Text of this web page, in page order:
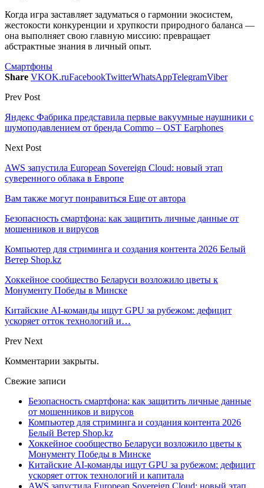
Когда игра заставляет задуматься о гармонии экосистем,
жестокости конкуренции и хрупкости природного баланса —
она выполняет свою главную миссию: превращает
абстрактные знания в личный опыт.
Смартфоны
Share VKOK.ruFacebookTwitterWhatsAppTelegramViber
Prev Post
Яндекс Фабрика представила первые вакуумные наушники с
шумоподавлением от бренда Commo – OST Earphones
Next Post
AWS запустила European Sovereign Cloud: новый этап
суверенного облака в Европе
Вам также могут понравиться Еще от автора
Безопасность смартфона: как защитить личные данные от
мошенников и вирусов
Компьютер для стриминга и создания контента 2026 Белый
Ветер Shop.kz
Хоккейное сообщество Беларуси возложило цветы к
Монументу Победы в Минске
Китайские AI-команды ищут GPU за рубежом: дефицит
ускоряет отток технологий и…
Prev Next
Комментарии закрыты.
Свежие записи
Безопасность смартфона: как защитить личные данные
от мошенников и вирусов
Компьютер для стриминга и создания контента 2026
Белый Ветер Shop.kz
Хоккейное сообщество Беларуси возложило цветы к
Монументу Победы в Минске
Китайские AI-команды ищут GPU за рубежом: дефицит
ускоряет отток технологий и капитала
AWS запустила European Sovereign Cloud: новый этап